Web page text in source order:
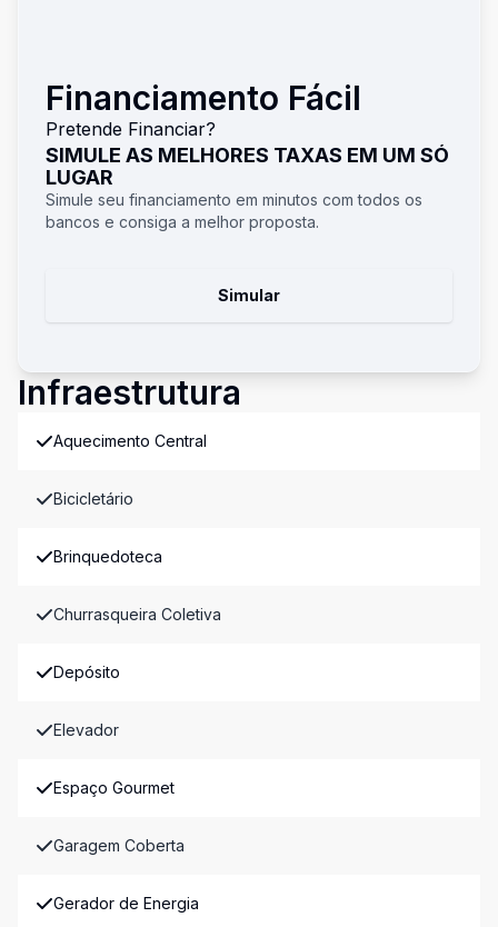
Financiamento Fácil
Pretende Financiar?
SIMULE AS MELHORES TAXAS EM UM SÓ
LUGAR
Simule seu financiamento em minutos com todos os
bancos e consiga a melhor proposta.
Simular
Infraestrutura
Aquecimento Central
Bicicletário
Brinquedoteca
Churrasqueira Coletiva
Depósito
Elevador
Espaço Gourmet
Garagem Coberta
Gerador de Energia